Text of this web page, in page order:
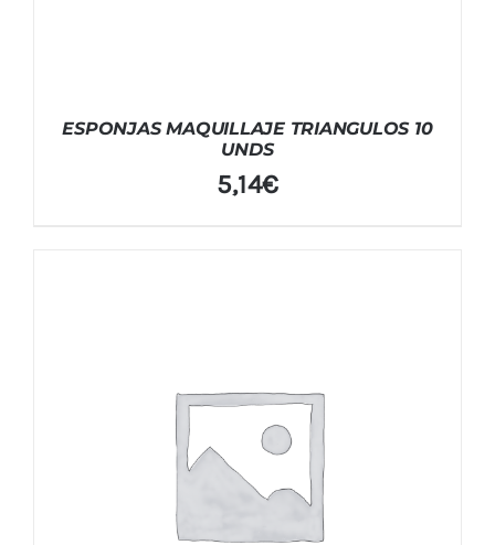
ESPONJAS MAQUILLAJE TRIANGULOS 10
UNDS
5,14€